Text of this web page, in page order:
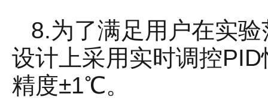
8.为了满足用户在实
设计上采用实时调控
精度±1℃。